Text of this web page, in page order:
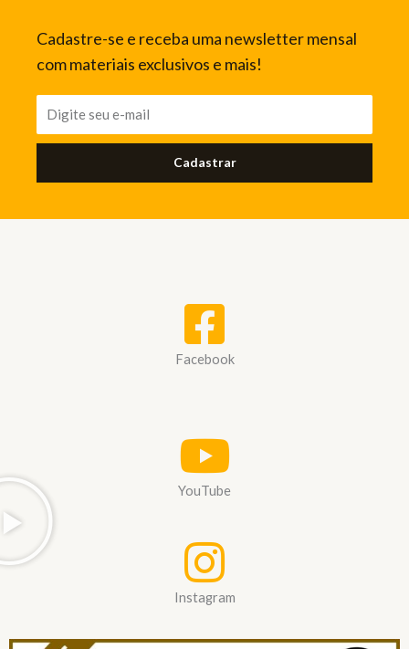
Cadastre-se e receba uma newsletter mensal
com materiais exclusivos e mais!
Cadastrar
Facebook
YouTube
Instagram